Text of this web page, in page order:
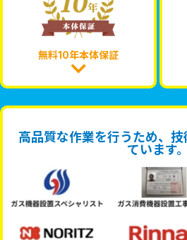
無料10年本体保証
高品質な作業を行うため、
ています。